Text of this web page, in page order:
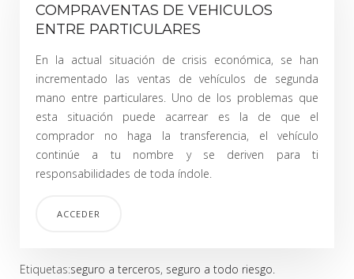
COMPRAVENTAS DE VEHICULOS
ENTRE PARTICULARES
En la actual situación de crisis económica, se han
incrementado las ventas de vehículos de segunda
mano entre particulares. Uno de los problemas que
esta situación puede acarrear es la de que el
comprador no haga la transferencia, el vehículo
continúe a tu nombre y se deriven para ti
responsabilidades de toda índole.
ACCEDER
Etiquetas:seguro a terceros, seguro a todo riesgo.